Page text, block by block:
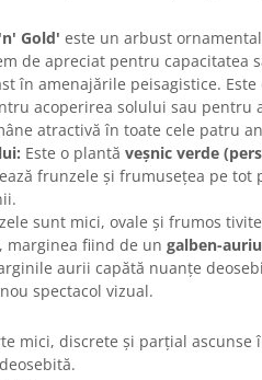
Gold' este un arbust
de apreciat pentru capacitatea
în amenajările peisagistice.
acoperirea solului sau pentru
atractivă în toate cele patru
Este o plantă veșnic verde
frunzele și frumusețea pe tot
sunt mici, ovale și frumos
, marginea fiind de un galben-
aurii capătă nuanțe
spectacol vizual.
mici, discrete și parțial ascunse